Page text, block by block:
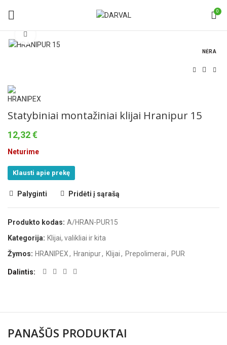
0
NĖRA
Statybiniai montažiniai klijai Hranipur 15
12,32€
Neturime
Klausti apie prekę
Palyginti Pridėti į sąrašą
Produkto kodas: A/HRAN-PUR15
Kategorija: Klijai, valikliai ir kita
Žymos: HRANIPEX, Hranipur, Klijai, Prepolimerai, PUR
Dalintis
PANAŠŪS PRODUKTAI